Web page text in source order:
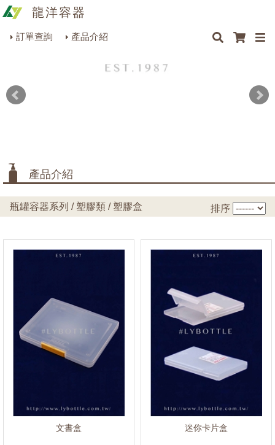
龍洋容器
訂單查詢
產品介紹
美容用品系列
最新消息 聯絡我們
產品介紹
瓶罐容器系列 / 塑膠類 / 塑膠盒 排序
文書盒 迷你卡片盒